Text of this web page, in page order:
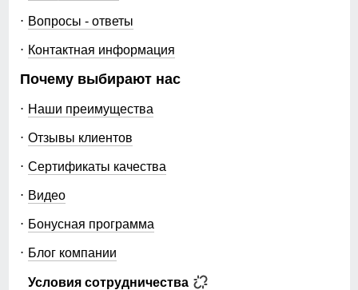
Вопросы - ответы
Контактная информация
Почему выбирают нас
Наши преимущества
Отзывы клиентов
Сертификаты качества
Видео
Бонусная программа
Блог компании
Условия сотрудничества